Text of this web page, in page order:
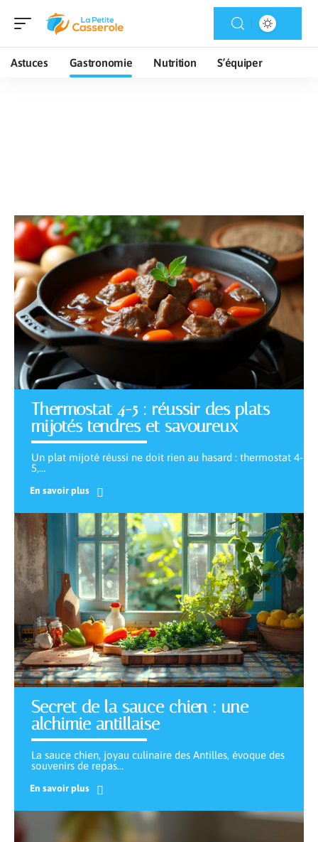
Astuces Gastronomie Nutrition S’équiper
Thermostat 4-5 : réussir des plats
mijotés tendres et savoureux
Un plat mijoté réussi ne doit rien au hasard : thermostat 4-
5,…
En savoir plus
Secret de la sauce chien : une
alchimie antillaise
La sauce chien, joyau culinaire des Antilles, évoque des
souvenirs de repas…
En savoir plus